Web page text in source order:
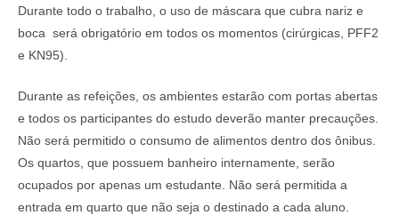
Durante todo o trabalho, o uso de máscara que cubra nariz e
boca será obrigatório em todos os momentos (cirúrgicas, PFF2
e KN95).
Durante as refeições, os ambientes estarão com portas abertas
e todos os participantes do estudo deverão manter precauções.
Não será permitido o consumo de alimentos dentro dos ônibus.
Os quartos, que possuem banheiro internamente, serão
ocupados por apenas um estudante. Não será permitida a
entrada em quarto que não seja o destinado a cada aluno.